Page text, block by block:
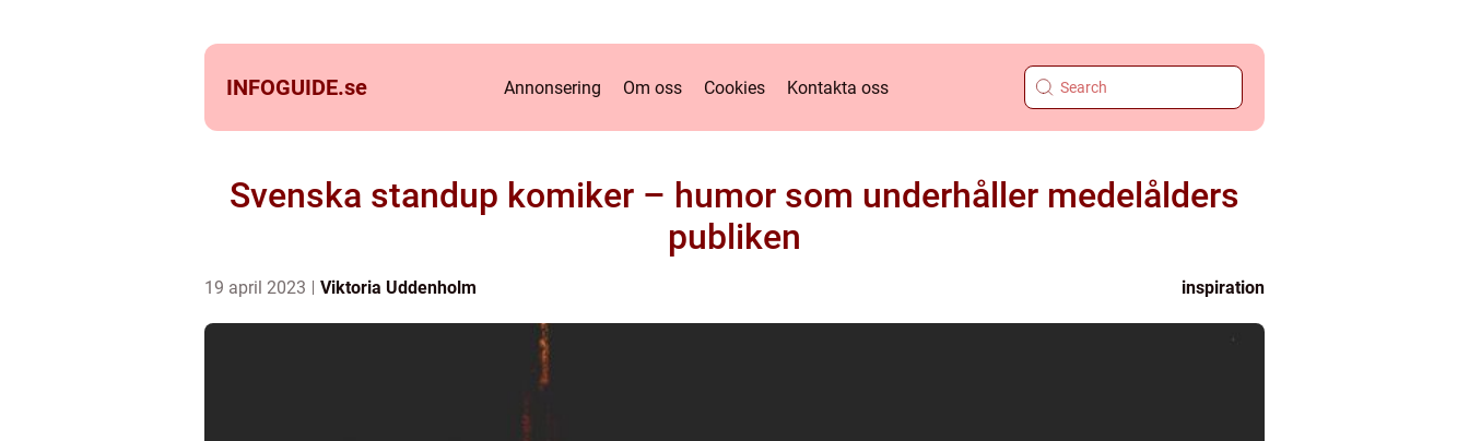
INFOGUIDE.se Annonsering Om oss Cookies Kontakta oss
Svenska standup komiker – humor som underhåller medelålders
publiken
19 april 2023 Viktoria Uddenholm inspiration